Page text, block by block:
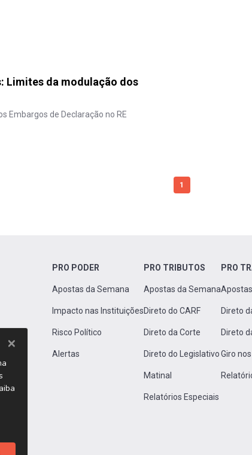
Limites da modulação dos
Embargos de Declaração no RE
1
PRO PODER
Apostas da Semana
Impacto nas Instituições
Risco Político
Alertas
PRO TRIBUTOS
Apostas da Semana
Direto do CARF
Direto da Corte
Direto do Legislativo
Matinal
Relatórios Especiais
PRO
Direto
Direto
Giro